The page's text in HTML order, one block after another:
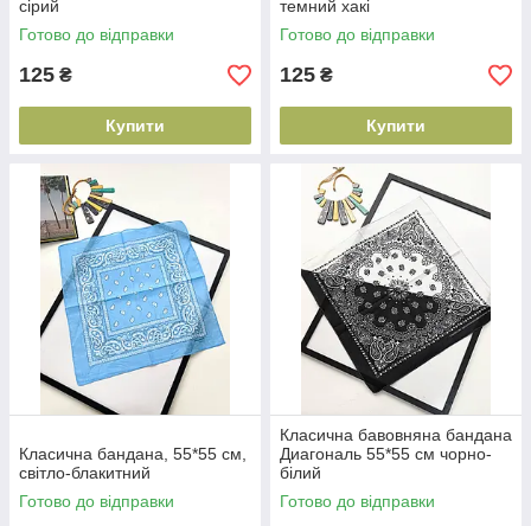
сірий
Готово до відправки
125 ₴
Купити
темний хакі
Готово до відправки
125 ₴
Купити
Класична бандана, 55*55 см,
світло-блакитний
Готово до відправки
Класична бавовняна бандана
Диагональ 55*55 см чорно-
білий
Готово до відправки